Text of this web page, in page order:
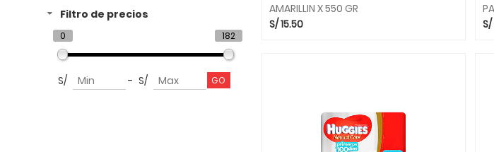
Filtro de precios
0 182
S/ - S/
AMARILLIN X 550 GR
S/15.50
S/